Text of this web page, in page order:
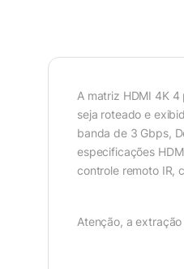
A matriz HDMI 4K
seja roteado e
banda de 3 Gbps,
especificações
controle remoto IR,
Atenção, a